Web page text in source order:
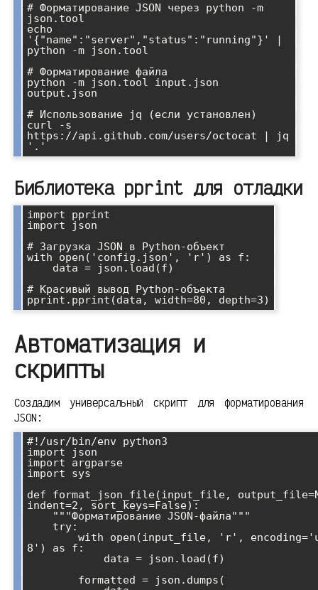
# Форматирование JSON через python -m
json.tool
echo
'{"name":"server","status":"running"}' |
python -m json.tool
# Форматирование файла
python -m json.tool input.json
output.json
# Использование jq (если установлен)
curl -s
https://api.github.com/users/octocat | jq
Библиотека pprint для отладки
import pprint
import json
# Загрузка JSON в Python-объект
with open('config.json', 'r') as f:
# Красивый вывод Python-объекта
Автоматизация и
скрипты
Создадим универсальный скрипт для форматирования
JSON:
#!/usr/bin/env python3
import json
import argparse
import sys
def format_json_file(input_file,
indent=2, sort_keys=False):
8') as f: